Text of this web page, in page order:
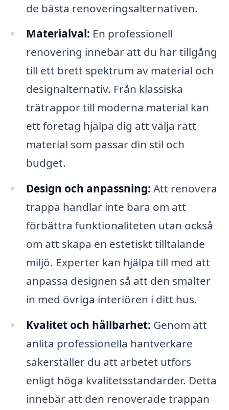
de bästa renoveringsalternativen.
Materialval: En professionell
renovering innebär att du har tillgång
till ett brett spektrum av material och
designalternativ. Från klassiska
trätrappor till moderna material kan
ett företag hjälpa dig att välja rätt
material som passar din stil och
budget.
Design och anpassning: Att renovera
trappa handlar inte bara om att
förbättra funktionaliteten utan också
om att skapa en estetiskt tilltalande
miljö. Experter kan hjälpa till med att
anpassa designen så att den smälter
in med övriga interiören i ditt hus.
Kvalitet och hållbarhet: Genom att
anlita professionella hantverkare
säkerställer du att arbetet utförs
enligt höga kvalitetsstandarder. Detta
innebär att den renoverade trappan